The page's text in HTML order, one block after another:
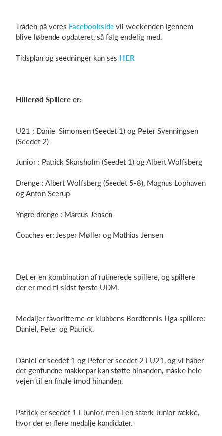
Log på
Tråden på vores Facebookside vil weekenden igennem
blive løbende opdateret, så følg endelig med.
Tidsplan og seedninger kan ses HER
Hillerød Spillere er:
U21 : Daniel Simonsen (Seedet 1) og Peter Svenningsen
(Seedet 2)
Junior : Patrick Skarsholm (Seedet 1) og Albert Wolfsberg
Drenge : Albert Wolfsberg (Seedet 5-8), Magnus Lophaven
og Anton Seerup
Yngre drenge : Marcus Jensen
Coaches er: Jesper Møller og Mathias Jensen
Det er en kombination af rutinerede spillere, og spillere
der er med til sidst første UDM.
Medaljer favoritterne er klubbens Bordtennis Liga spillere:
Daniel, Peter og Patrick.
Daniel er seedet 1 og Peter er seedet 2 i U21, og vi håber
det genfundne makkepar kan støtte hinanden, måske hele
vejen til en finale imod hinanden.
Patrick er seedet 1 i Junior, men i en stærk Junior række,
hvor der er flere medalje kandidater.